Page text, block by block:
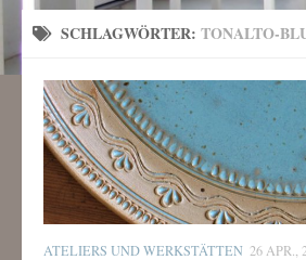
SCHLAGWÖRTER: TONALTO-
ATELIERS UND WERKSTÄTTEN 26 APR.,